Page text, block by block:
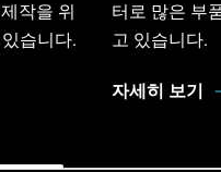
작을 위
습니다.
터로 많은 부
고 있습니다.
자세히 보기